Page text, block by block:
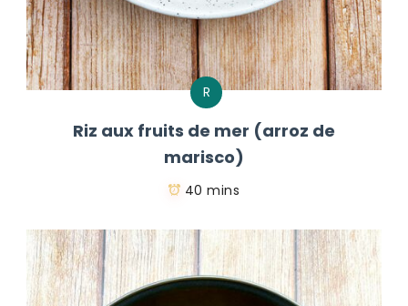
R
Riz aux fruits de mer (arroz de
marisco)
40 mins